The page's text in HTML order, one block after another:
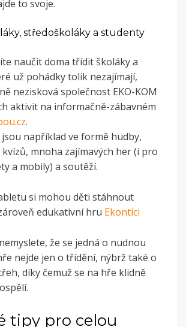
to svoje.
středoškoláky a studenty
naučit doma třídit školáky a
už pohádky tolik nezajímají,
nezisková společnost EKO-KOM
aktivit na informačně-zábavném
.
například ve formě hudby,
mnoha zajímavých her (i pro
a mobily) a soutěží.
si mohou děti stáhnout
edukativní hru Ekontíci
že se jedná o nudnou
nejde jen o třídění, nýbrž také o
díky čemuž se na hře klidně
tipy pro celou